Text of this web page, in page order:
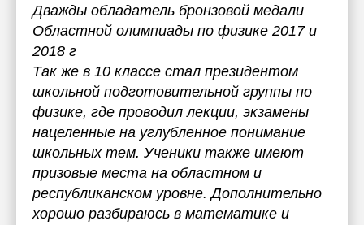
Дважды обладатель бронзовой медали
Областной олимпиады по физике 2017 и
2018 г
Так же в 10 классе стал президентом
школьной подготовительной группы по
физике, где проводил лекции, экзамены
нацеленные на углубленное понимание
школьных тем. Ученики также имеют
призовые места на областном и
республиканском уровне. Дополнительно
хорошо разбираюсь в математике и